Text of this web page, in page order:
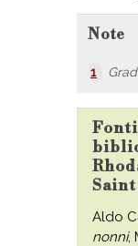
Note
1
Aldo
nonni,